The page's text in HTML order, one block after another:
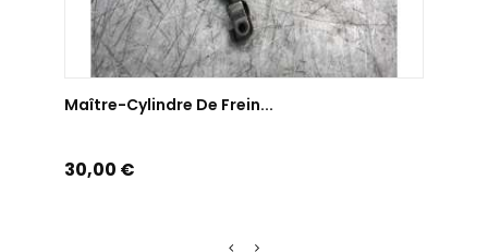
AJOUTER AU PANIER
Maître-Cylindre De Frein...
Prix
30,00 €